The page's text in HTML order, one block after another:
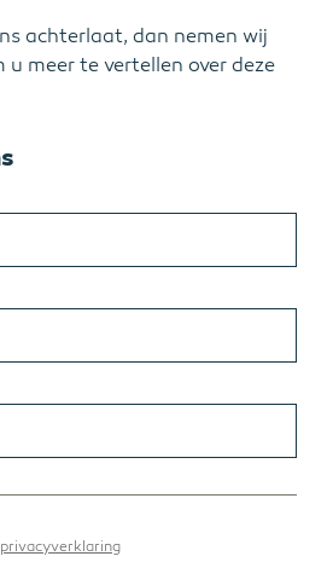
achterlaat, dan nemen wij
meer te vertellen over deze
privacyverklaring